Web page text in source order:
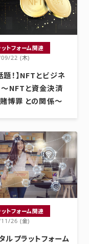
ットフォーム関連
22 (木)
題！】NFTとビジネ
NFTと資金決済
博罪 との関係～
ットフォーム関連
26 (金)
ルプラットフォーム